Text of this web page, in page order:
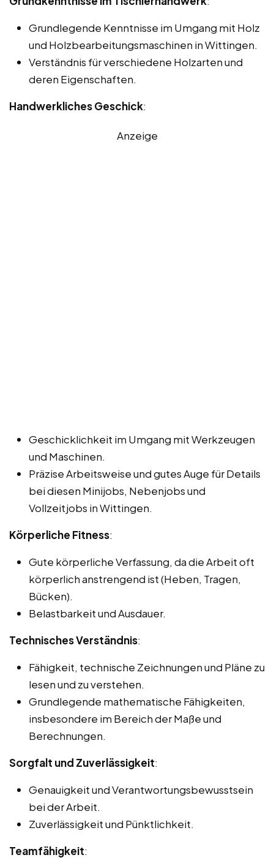
Grundlegende Kenntnisse im Umgang mit Holz
und Holzbearbeitungsmaschinen in Wittingen.
Verständnis für verschiedene Holzarten und
deren Eigenschaften.
Handwerkliches Geschick:
Anzeige
Geschicklichkeit im Umgang mit Werkzeugen
und Maschinen.
Präzise Arbeitsweise und gutes Auge für Details
bei diesen Minijobs, Nebenjobs und
Vollzeitjobs in Wittingen.
Körperliche Fitness:
Gute körperliche Verfassung, da die Arbeit oft
körperlich anstrengend ist (Heben, Tragen,
Bücken).
Belastbarkeit und Ausdauer.
Technisches Verständnis:
Fähigkeit, technische Zeichnungen und Pläne zu
lesen und zu verstehen.
Grundlegende mathematische Fähigkeiten,
insbesondere im Bereich der Maße und
Berechnungen.
Sorgfalt und Zuverlässigkeit:
Genauigkeit und Verantwortungsbewusstsein
bei der Arbeit.
Zuverlässigkeit und Pünktlichkeit.
Teamfähigkeit: